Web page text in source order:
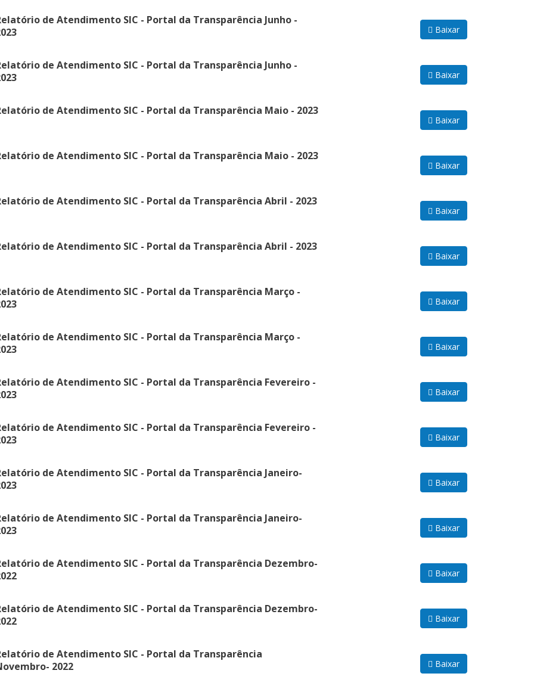
de Atendimento SIC - Portal da Transparência Junho -
Baixar
de Atendimento SIC - Portal da Transparência Junho -
Baixar
de Atendimento SIC - Portal da Transparência Maio - 2023
Baixar
de Atendimento SIC - Portal da Transparência Maio - 2023
Baixar
de Atendimento SIC - Portal da Transparência Abril - 2023
Baixar
de Atendimento SIC - Portal da Transparência Abril - 2023
Baixar
de Atendimento SIC - Portal da Transparência Março -
Baixar
de Atendimento SIC - Portal da Transparência Março -
Baixar
de Atendimento SIC - Portal da Transparência Fevereiro -
Baixar
de Atendimento SIC - Portal da Transparência Fevereiro -
Baixar
de Atendimento SIC - Portal da Transparência Janeiro-
Baixar
de Atendimento SIC - Portal da Transparência Janeiro-
Baixar
de Atendimento SIC - Portal da Transparência Dezembro-
Baixar
de Atendimento SIC - Portal da Transparência Dezembro-
Baixar
de Atendimento SIC - Portal da Transparência
2022
Baixar